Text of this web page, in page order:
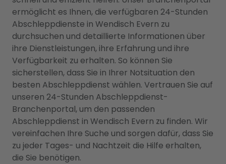
ermöglicht es Ihnen, die verfügbaren 24-Stunden
Abschleppdienste in Wendisch Evern zu
durchsuchen und detaillierte Informationen über
ihre Dienstleistungen, ihre Erfahrung und ihre
Verfügbarkeit zu erhalten. So können Sie
sicherstellen, dass Sie in Ihrer Notsituation den
besten Abschleppdienst wählen. Vertrauen Sie auf
unseren 24-Stunden Abschleppdienst-
Branchenportal, um den passenden
Abschleppdienst in Wendisch Evern zu finden. Wir
vereinfachen Ihre Suche und sorgen dafür, dass Sie
zu jeder Tages- und Nachtzeit die Hilfe erhalten,
die Sie benötigen.